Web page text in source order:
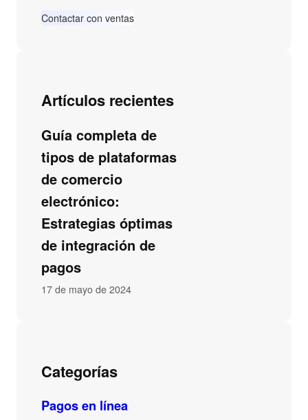
Contactar con ventas
Artículos recientes
Guía completa de
tipos de plataformas
de comercio
electrónico:
Estrategias óptimas
de integración de
pagos
17 de mayo de 2024
Categorías
Pagos en línea